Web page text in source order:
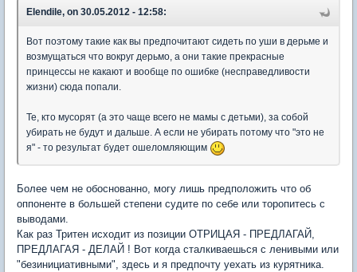
Elendile, on 30.05.2012 - 12:58:
Вот поэтому такие как вы предпочитают сидеть по уши в дерьме и
возмущаться что вокруг дерьмо, а они такие прекрасные
принцессы не какают и вообще по ошибке (несправедливости
жизни) сюда попали.
Те, кто мусорят (а это чаще всего не мамы с детьми), за собой
убирать не будут и дальше. А если не убирать потому что "это не
я" - то результат будет ошеломляющим
Более чем не обоснованно, могу лишь предположить что об
оппоненте в большей степени судите по себе или торопитесь с
выводами.
Как раз Тритен исходит из позиции ОТРИЦАЯ - ПРЕДЛАГАЙ,
ПРЕДЛАГАЯ - ДЕЛАЙ ! Вот когда сталкиваешься с ленивыми или
"безинициативными", здесь и я предпочту уехать из курятника.